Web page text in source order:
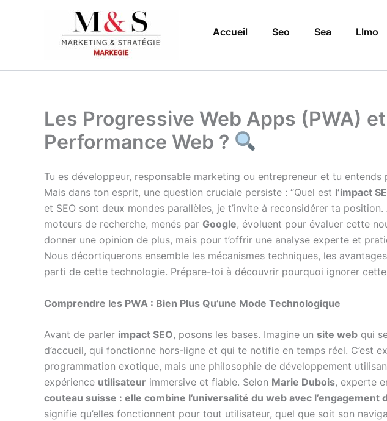
Accueil Seo Sea Llmo
Les Progressive Web Apps (PWA)
Performance Web ?
Tu es développeur, responsable marketing ou entrepreneur et tu entends
Mais dans ton esprit, une question cruciale persiste : “Quel est l’impact
et SEO sont deux mondes parallèles, je t’invite à reconsidérer ta
moteurs de recherche, menés par Google, évoluent pour évaluer cette
donner une opinion de plus, mais pour t’offrir une analyse experte et
Nous décortiquerons ensemble les mécanismes techniques, les
parti de cette technologie. Prépare-toi à découvrir pourquoi ignorer
Comprendre les PWA : Bien Plus Qu’une Mode Technologique
Avant de parler impact SEO, posons les bases. Imagine un site web qui
d’accueil, qui fonctionne hors-ligne et qui te notifie en temps réel. C’est
programmation exotique, mais une philosophie de développement
expérience utilisateur immersive et fiable. Selon Marie Dubois, experte
couteau suisse : elle combine l’universalité du web avec
signifie qu’elles fonctionnent pour tout utilisateur, quel que soit son